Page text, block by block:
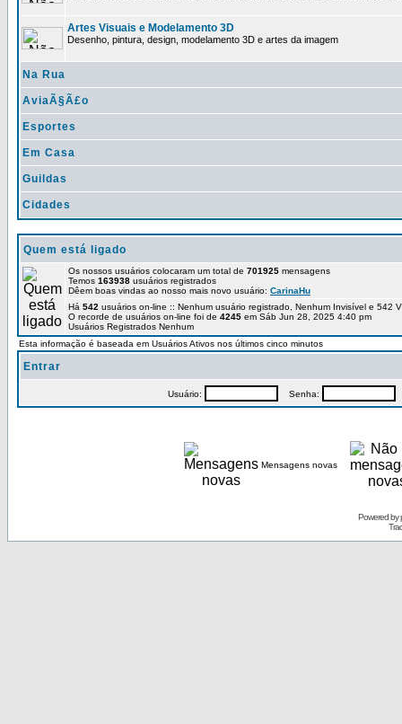
Artes Visuais e Modelamento 3D
Desenho, pintura, design, modelamento 3D e artes da imagem
Na Rua
AviaÃ§Ã£o
Esportes
Em Casa
Guildas
Cidades
Quem está ligado
Os nossos usuários colocaram um total de 701925 mensagens
Temos 163938 usuários registrados
Dêem boas vindas ao nosso mais novo usuário: CarinaHu
Há 542 usuários on-line :: Nenhum usuário registrado, Nenhum Invisível e 542
O recorde de usuários on-line foi de 4245 em Sáb Jun 28, 2025 4:40 pm
Usuários Registrados Nenhum
Esta informação é baseada em Usuários Ativos nos últimos cinco minutos
Entrar
Usuário: Senha:
Mensagens novas
Powered by